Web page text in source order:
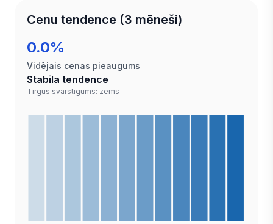
Cenu tendence (3 mēneši)
0.0%
Vidējais cenas pieaugums
Stabila tendence
Tirgus svārstīgums: zems